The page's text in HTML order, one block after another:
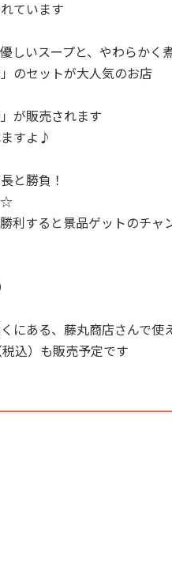
ています
しいスープと、やわらかく
のセットが大人気のお店
が販売されます
すよ♪
と勝負！
☆
利すると景品ゲットのチャ
にある、藤丸商店さんで使
込）も販売予定です